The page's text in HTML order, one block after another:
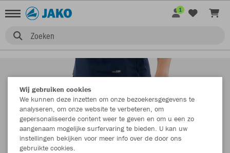
Zoeken
1
Wij gebruiken cookies
We kunnen deze inzetten om onze bezoekersgegevens te
analyseren, om onze website te verbeteren, om
gepersonaliseerde content weer te geven en om u een zo
aangenaam mogelijke surfervaring te bieden. U kan uw
instellingen bekijken voor meer info over de door ons
gebruikte cookies.